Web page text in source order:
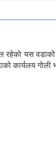
यस
कार्यलय